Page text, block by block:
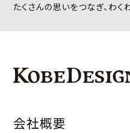
たくさんの思いをつなぎ、わく
会社概要